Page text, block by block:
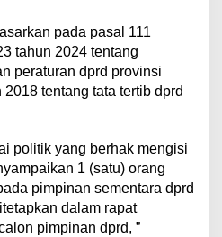
pada pasal 111
tahun 2024 tentang
peraturan dprd provinsi
tentang tata tertib dprd
politik yang berhak mengisi
1 (satu) orang
pimpinan sementara dprd
dalam rapat
pimpinan dprd, ”